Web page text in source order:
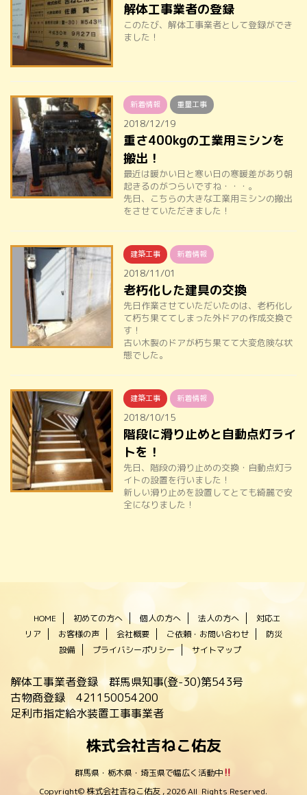
解体工事業者の登録
このたび、解体工事業者として登録ができ
ました！
新着情報 重量工事
2018/12/19
重さ400kgの工業用ミシンを
搬出！
最近は暖かい日と寒い日の寒暖差があり朝
起きるのがつらいですね・・・。
先日、こちらの大きな工業用ミシンの搬出
をさせていただきました！
建築工事 新着情報
2018/11/01
老朽化した建具の交換
先日作業させていただいたのは、老朽化し
て朽ち果ててしまった外ドアの作成交換で
す！
古い木製のドアが朽ち果てて大変危険な状
態でした。
建築工事 新着情報
2018/10/15
階段に滑り止めと自動点灯ライ
トを！
先日、階段の滑り止めの交換・自動点灯ラ
イトの設置を行いました！
新しい滑り止めを設置してとても綺麗で安
全になりました！
HOME 初めての方へ 個人の方へ 法人の方へ
対応エ
リア
お客様の声 会社概要 ご依頼・お問い合わせ
防災
設備
プライバシーポリシー サイトマップ
解体工事業者登録 群馬県知事(登-30)第543号
古物商登録 421150054200
足利市指定給水装置工事事業者
株式会社吉ねこ佑友
群馬県・栃木県・埼玉県で幅広く活動中
Copyright© 株式会社吉ねこ佑友 , 2026 All Rights Reserved.